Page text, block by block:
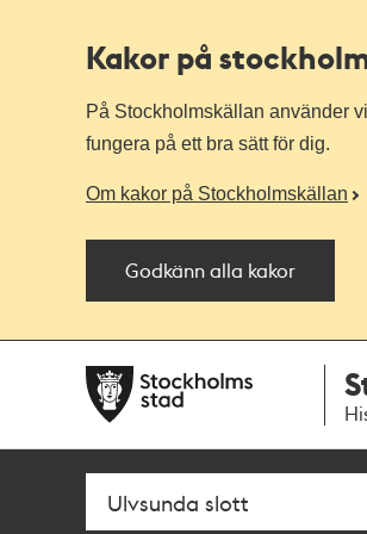
Kakor på
På Stockholmskällan använder
fungera på ett bra sätt för dig.
Om kakor på Stockholmskällan
Godkänn alla kakor
navigationen
huvudinnehållet
Sök